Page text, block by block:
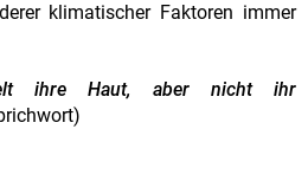
klimatischer Faktoren immer
ihre Haut, aber nicht ihr